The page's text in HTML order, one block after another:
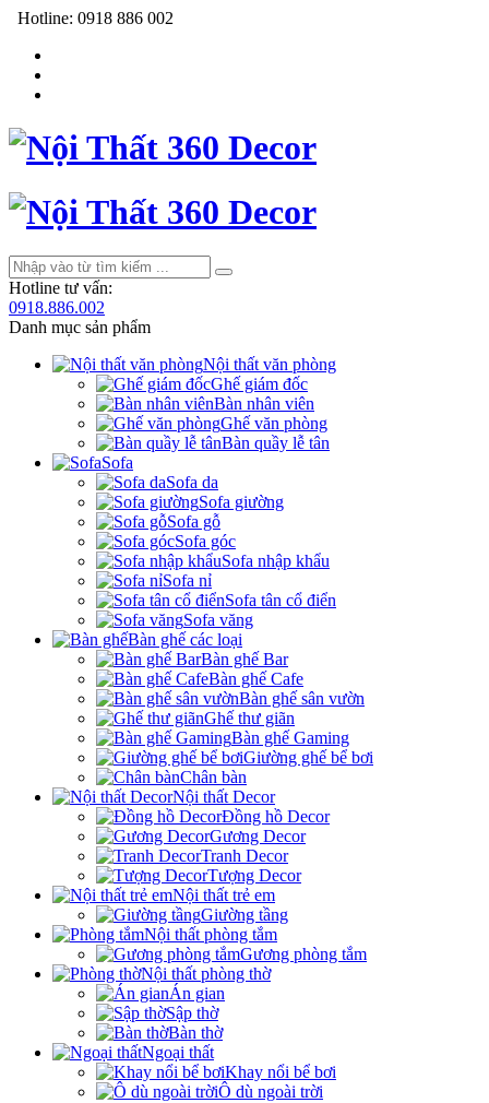
Hotline: 0918 886 002
Hotline tư vấn:
0918.886.002
Danh mục sản phẩm
Nội thất văn phòng
Ghế giám đốc
Bàn nhân viên
Ghế văn phòng
Bàn quầy lễ tân
Sofa
Sofa da
Sofa giường
Sofa gỗ
Sofa góc
Sofa nhập khẩu
Sofa nỉ
Sofa tân cổ điển
Sofa văng
Bàn ghế các loại
Bàn ghế Bar
Bàn ghế Cafe
Bàn ghế sân vườn
Ghế thư giãn
Bàn ghế Gaming
Giường ghế bể bơi
Chân bàn
Nội thất Decor
Đồng hồ Decor
Gương Decor
Tranh Decor
Tượng Decor
Nội thất trẻ em
Giường tầng
Nội thất phòng tắm
Gương phòng tắm
Nội thất phòng thờ
Án gian
Sập thờ
Bàn thờ
Ngoại thất
Khay nổi bể bơi
Ô dù ngoài trời